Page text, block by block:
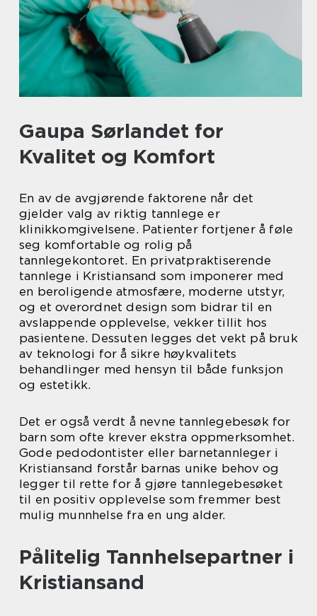
Gaupa Sørlandet for
Kvalitet og Komfort
En av de avgjørende faktorene når det
gjelder valg av riktig tannlege er
klinikkomgivelsene. Patienter fortjener å føle
seg komfortable og rolig på
tannlegekontoret. En privatpraktiserende
tannlege i Kristiansand som imponerer med
en beroligende atmosfære, moderne utstyr,
og et overordnet design som bidrar til en
avslappende opplevelse, vekker tillit hos
pasientene. Dessuten legges det vekt på bruk
av teknologi for å sikre høykvalitets
behandlinger med hensyn til både funksjon
og estetikk.
Det er også verdt å nevne tannlegebesøk for
barn som ofte krever ekstra oppmerksomhet.
Gode pedodontister eller barnetannleger i
Kristiansand forstår barnas unike behov og
legger til rette for å gjøre tannlegebesøket
til en positiv opplevelse som fremmer best
mulig munnhelse fra en ung alder.
Pålitelig Tannhelsepartner i
Kristiansand